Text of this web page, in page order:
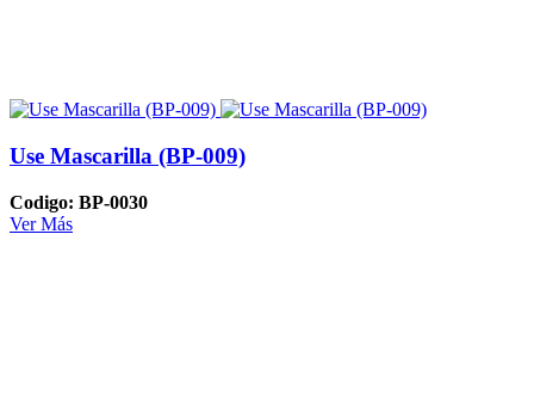
Use Mascarilla (BP-009)
Codigo: BP-0030
Ver Más